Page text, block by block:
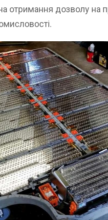
отримання дозволу на